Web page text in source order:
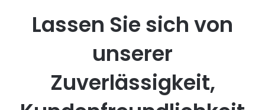
Lassen Sie sich von
unserer
Zuverlässigkeit,